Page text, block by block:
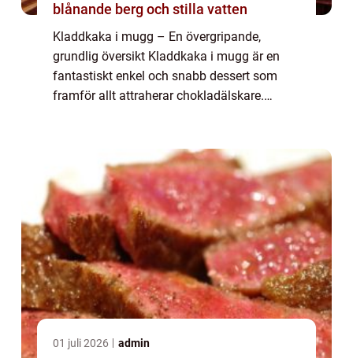
blånande berg och stilla vatten
Kladdkaka i mugg – En övergripande,
grundlig översikt Kladdkaka i mugg är en
fantastiskt enkel och snabb dessert som
framför allt attraherar chokladälskare.
01 juli 2026 admin